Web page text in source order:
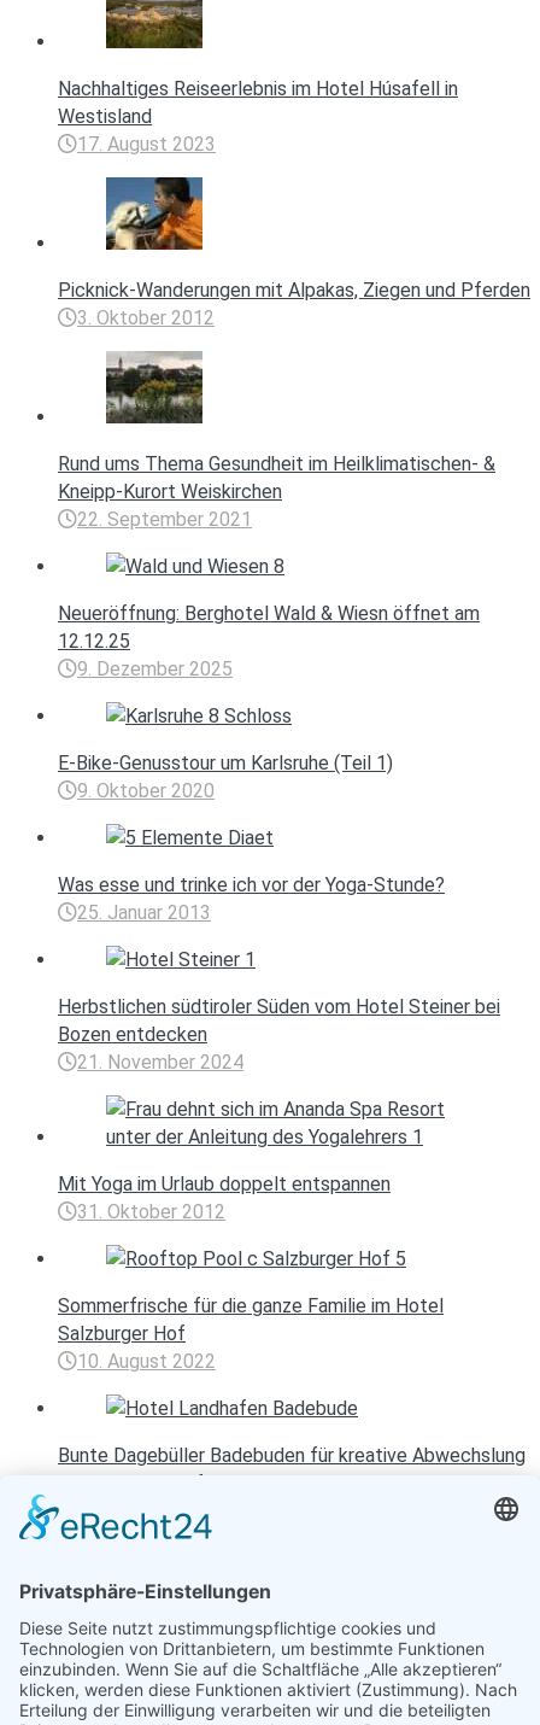
Nachhaltiges Reiseerlebnis im Hotel Húsafell in
Westisland
17. August 2023
Picknick-Wanderungen mit Alpakas, Ziegen und Pferden
3. Oktober 2012
Rund ums Thema Gesundheit im Heilklimatischen- &
Kneipp-Kurort Weiskirchen
22. September 2021
Neueröffnung: Berghotel Wald & Wiesn öffnet am
12.12.25
9. Dezember 2025
E-Bike-Genusstour um Karlsruhe (Teil 1)
9. Oktober 2020
Was esse und trinke ich vor der Yoga-Stunde?
25. Januar 2013
Herbstlichen südtiroler Süden vom Hotel Steiner bei
Bozen entdecken
21. November 2024
Mit Yoga im Urlaub doppelt entspannen
31. Oktober 2012
Sommerfrische für die ganze Familie im Hotel
Salzburger Hof
10. August 2022
Bunte Dagebüller Badebuden für kreative Abwechslung
12. August 2020